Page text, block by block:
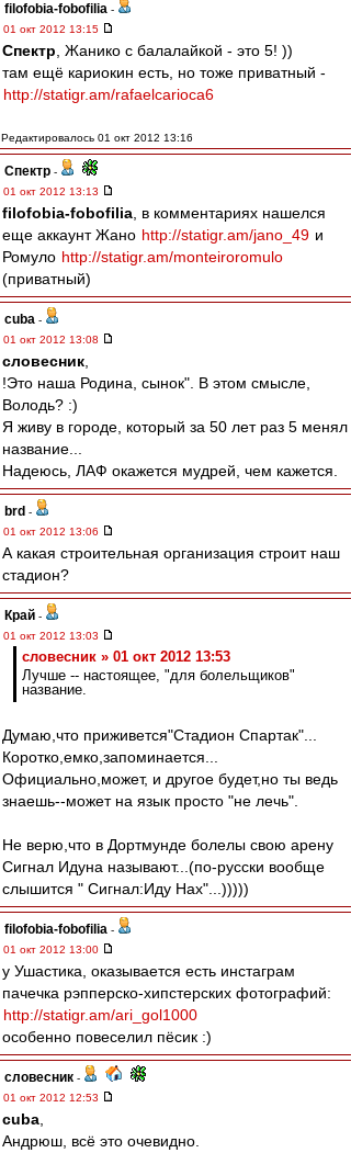
filofobia-fobofilia -
01 окт 2012 13:15
Спектр , Жанико с балалайкой - это 5! ))
там ещё кариокин есть, но тоже приватный -
http://statigr.am/rafaelcarioca6
Редактировалось 01 окт 2012 13:16
Спектр -
01 окт 2012 13:13
filofobia-fobofilia , в комментариях нашелся
еще аккаунт Жано http://statigr.am/jano_49 и
Ромуло http://statigr.am/monteiroromulo
(приватный)
cuba -
01 окт 2012 13:08
словесник
!Это наша Родина, сынок". В этом смысле,
Володь? :)
Я живу в городе, который за 50 лет раз 5 менял
название...
Надеюсь, ЛАФ окажется мудрей, чем кажется.
brd -
01 окт 2012 13:06
А какая строительная организация строит наш
стадион?
Край -
01 окт 2012 13:03
словесник » 01 окт 2012 13:53
Лучше -- настоящее, "для болельщиков"
название.
Думаю,что приживется"Стадион Спартак"...
Коротко,емко,запоминается...
Официально,может, и другое будет,но ты ведь
знаешь--может на язык просто "не лечь".
Не верю,что в Дортмунде болелы свою арену
Сигнал Идуна называют...(по-русски вообще
слышится " Сигнал:Иду Нах"...)))))
filofobia-fobofilia -
01 окт 2012 13:00
у Ушастика, оказывается есть инстаграм
пачечка рэпперско-хипстерских фотографий:
http://statigr.am/ari_gol1000
особенно повеселил пёсик :)
словесник -
01 окт 2012 12:53
cuba
Андрюш, всё это очевидно.